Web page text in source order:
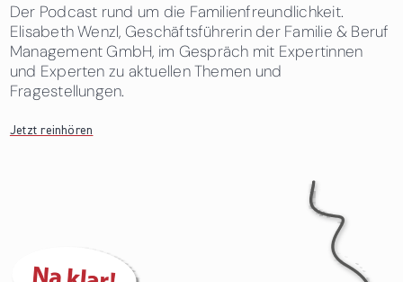
Der Podcast rund um die Familienfreundlichkeit.
Elisabeth Wenzl, Geschäftsführerin der Familie & Beruf
Management GmbH, im Gespräch mit Expertinnen
und Experten zu aktuellen Themen und
Fragestellungen.
Jetzt reinhören